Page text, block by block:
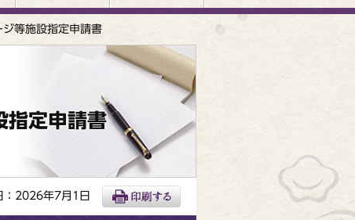
等施設指定申請書
指定申請書
：2026年7月1日